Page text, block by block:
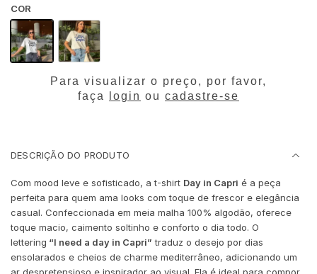
COR
Para visualizar o preço, por favor,
faça
login ou cadastre-se
DESCRIÇÃO DO PRODUTO
Com mood leve e sofisticado, a t-shirt Day in Capri é a peça
perfeita para quem ama looks com toque de frescor e elegância
casual. Confeccionada em meia malha 100% algodão, oferece
toque macio, caimento soltinho e conforto o dia todo. O
lettering “I need a day in Capri” traduz o desejo por dias
ensolarados e cheios de charme mediterrâneo, adicionando um